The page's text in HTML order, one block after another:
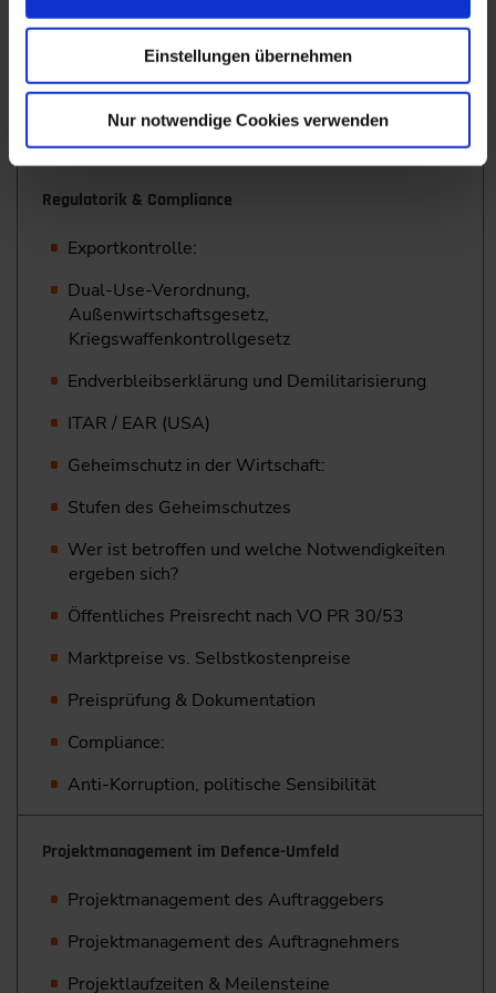
Einstellungen übernehmen
Nur notwendige Cookies verwenden
Unbemannte Systeme
Fahrerassistenz in militärischer Navigation
E-Mobilität in militärischen Anwendungen
Regulatorik & Compliance
Exportkontrolle:
Dual-Use-Verordnung,
Außenwirtschaftsgesetz,
Kriegswaffenkontrollgesetz
Endverbleibserklärung und Demilitarisierung
ITAR / EAR (USA)
Geheimschutz in der Wirtschaft:
Stufen des Geheimschutzes
Wer ist betroffen und welche Notwendigkeiten
ergeben sich?
Öffentliches Preisrecht nach VO PR 30/53
Marktpreise vs. Selbstkostenpreise
Preisprüfung & Dokumentation
Compliance:
Anti-Korruption, politische Sensibilität
Projektmanagement im Defence-Umfeld
Projektmanagement des Auftraggebers
Projektmanagement des Auftragnehmers
Projektlaufzeiten & Meilensteine